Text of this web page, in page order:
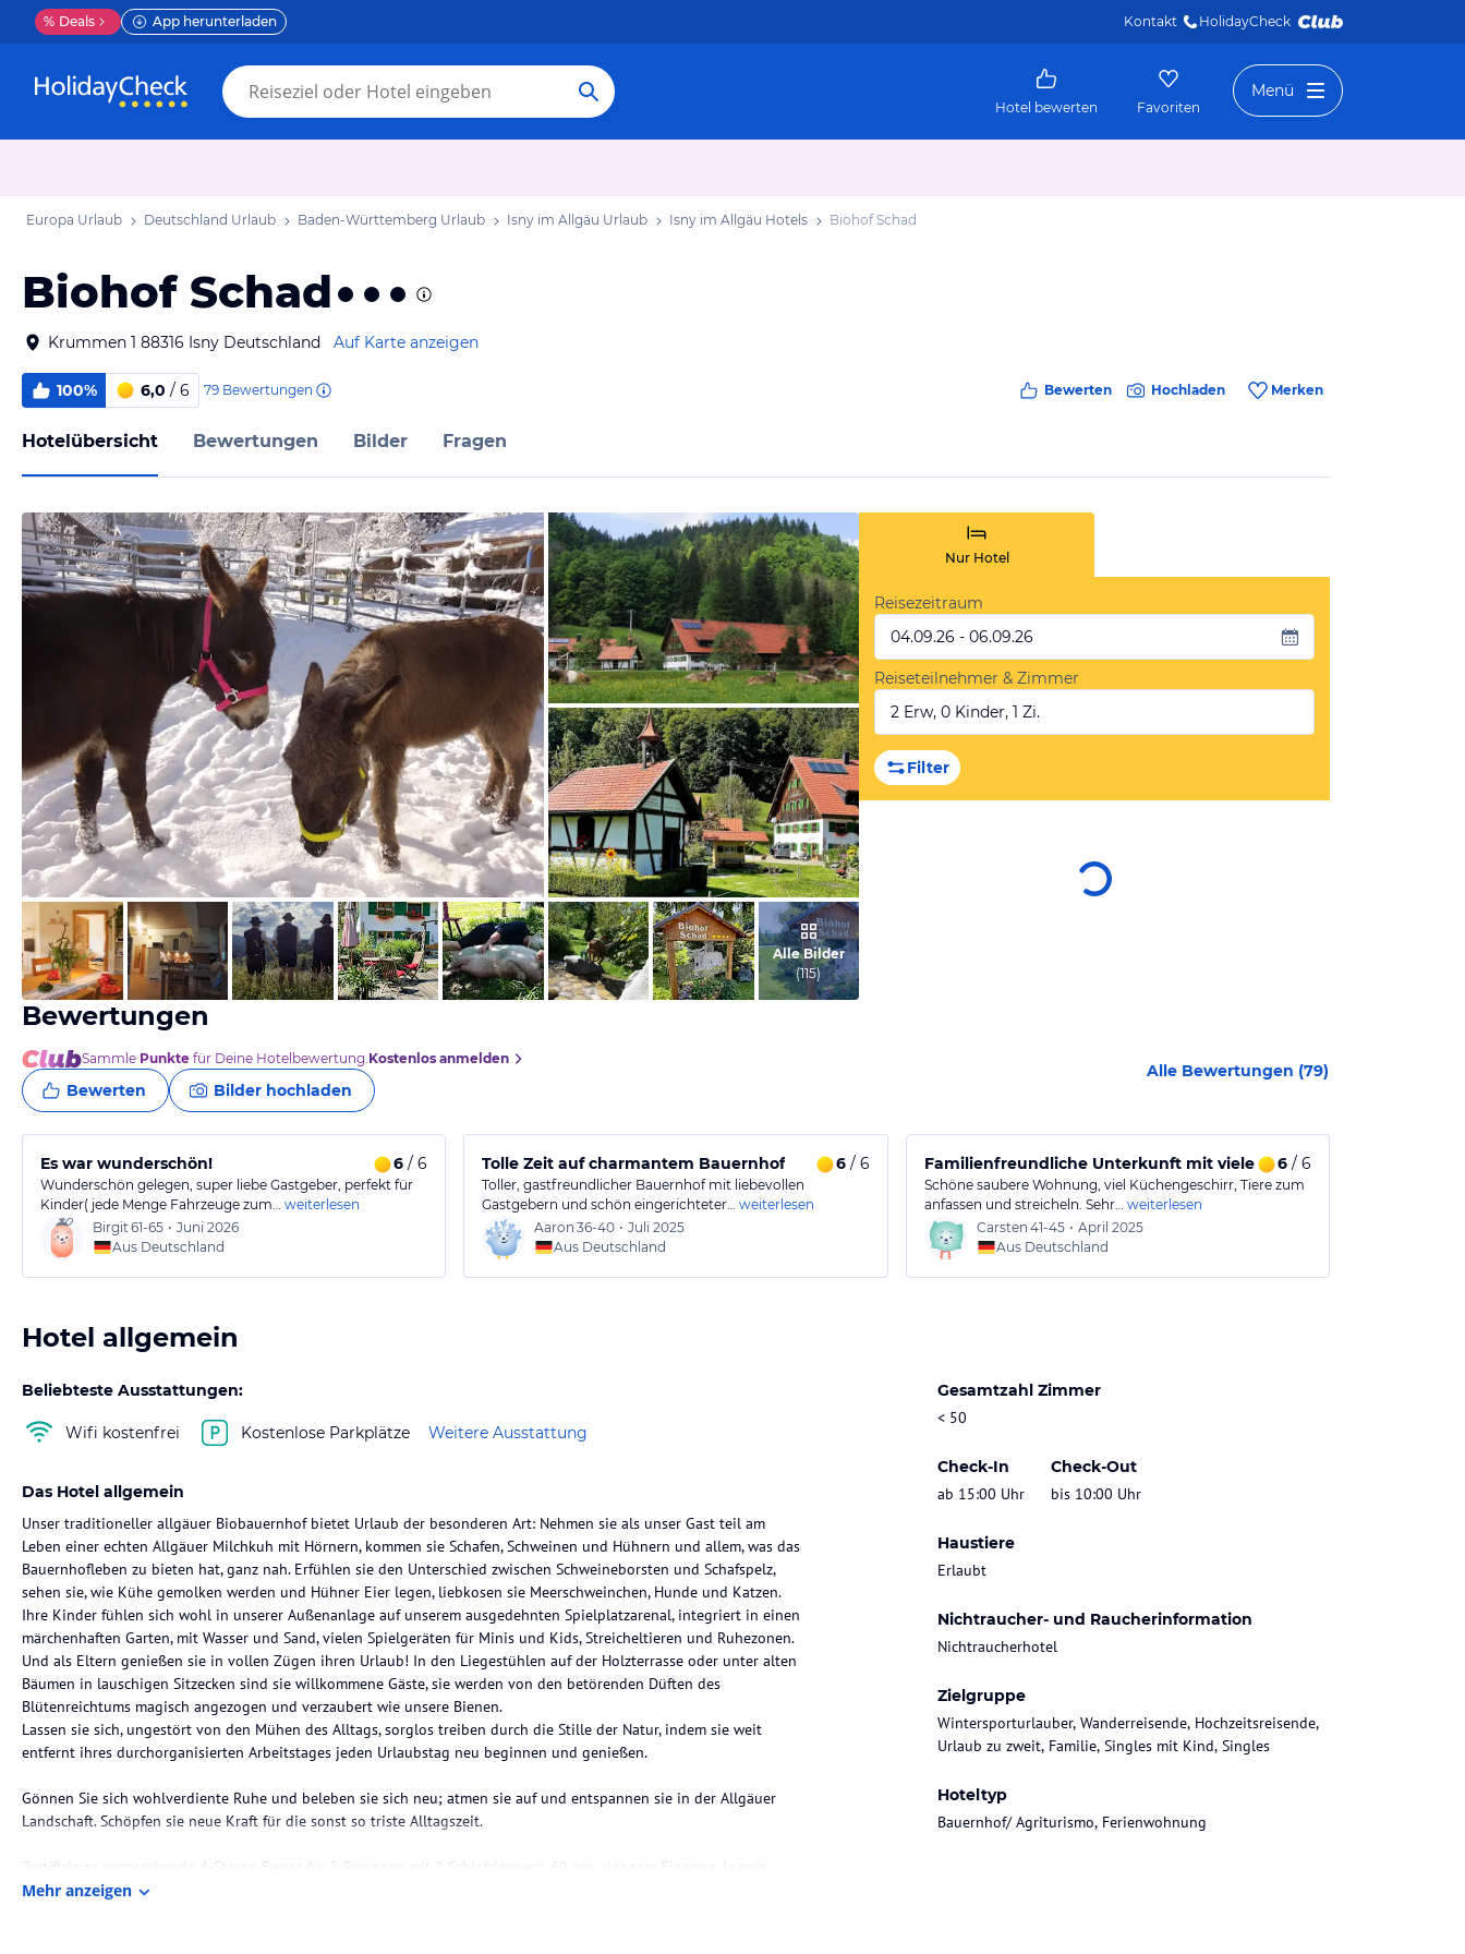
% Deals App herunterladen Kontakt HolidayCheck
Hotel bewerten Favoriten
Menü
Europa Urlaub Deutschland Urlaub Baden-Württemberg Urlaub Isny im Allgäu Urlaub Isny im Allgäu Hotels Biohof Schad
Biohof Schad
Krummen 1 88316 Isny Deutschland Auf Karte anzeigen
100% 6,0 / 6 79 Bewertungen Bewerten Hochladen Merken
Hotelübersicht Bewertungen Bilder Fragen
vom Hotelier, Januar 2023
vom Hotelier, Januar 2010
vom Hotelier, Januar 2023
Alle Bilder
(115)
Nur Hotel
Reisezeitraum
04.09.26 - 06.09.26
Reiseteilnehmer & Zimmer
2 Erw, 0 Kinder, 1 Zi.
Filter
Bewertungen
Sammle Punkte für Deine Hotelbewertung.Kostenlos anmelden
Bewerten Bilder hochladen
Alle Bewertungen (79)
Es war wunderschön! 6 / 6
Wunderschön gelegen, super liebe Gastgeber, perfekt für
Kinder( jede Menge Fahrzeuge zum… weiterlesen
Birgit61-65 • Juni 2026
Aus Deutschland
Tolle Zeit auf charmantem Bauernhof 6/ 6
Toller, gastfreundlicher Bauernhof mit liebevollen
Gastgebern und schön eingerichteter… weiterlesen
Aaron 36-40 • Juli 2025
Aus Deutschland
Familienfreundliche Unterkunft mit vielen Annehmlichkeiten für
6/ 6
Schöne saubere Wohnung, viel Küchengeschirr, Tiere zum
anfassen und streicheln. Sehr… weiterlesen
Carsten 41-45 • April 2025
Aus Deutschland
Hotel allgemein
Beliebteste Ausstattungen:
Wifi kostenfrei Kostenlose Parkplätze Weitere Ausstattung
Gesamtzahl Zimmer
< 50
Check-In
ab 15:00 Uhr
Check-Out
bis 10:00 Uhr
Haustiere
Erlaubt
Nichtraucher- und Raucherinformation
Nichtraucherhotel
Zielgruppe
Wintersporturlauber, Wanderreisende, Hochzeitsreisende,
Urlaub zu zweit, Familie, Singles mit Kind, Singles
Hoteltyp
Bauernhof/ Agriturismo, Ferienwohnung
Das Hotel allgemein
Unser traditioneller allgäuer Biobauernhof bietet Urlaub der besonderen Art: Nehmen sie als unser Gast teil am
Leben einer echten Allgäuer Milchkuh mit Hörnern, kommen sie Schafen, Schweinen und Hühnern und allem, was das
Bauernhofleben zu bieten hat, ganz nah. Erfühlen sie den Unterschied zwischen Schweineborsten und Schafspelz,
sehen sie, wie Kühe gemolken werden und Hühner Eier legen, liebkosen sie Meerschweinchen, Hunde und Katzen.
Ihre Kinder fühlen sich wohl in unserer Außenanlage auf unserem ausgedehnten Spielplatzarenal, integriert in einen
märchenhaften Garten, mit Wasser und Sand, vielen Spielgeräten für Minis und Kids, Streicheltieren und Ruhezonen.
Und als Eltern genießen sie in vollen Zügen ihren Urlaub! In den Liegestühlen auf der Holzterrasse oder unter alten
Bäumen in lauschigen Sitzecken sind sie willkommene Gäste, sie werden von den betörenden Düften des
Blütenreichtums magisch angezogen und verzaubert wie unsere Bienen.
Lassen sie sich, ungestört von den Mühen des Alltags, sorglos treiben durch die Stille der Natur, indem sie weit
entfernt ihres durchorganisierten Arbeitstages jeden Urlaubstag neu beginnen und genießen.
Gönnen Sie sich wohlverdiente Ruhe und beleben sie sich neu; atmen sie auf und entspannen sie in der Allgäuer
Landschaft. Schöpfen sie neue Kraft für die sonst so triste Alltagszeit.
Zertifizierte ansprechende 4-Sterne-Fewos für 5 Personen mit 2 Schlafzimmern, 60 qm, eigenem Eingang, Loggia,
Küchen mit erstklassiger Ausstattung, Waschmaschine und Trockner, Carport, m2 gepflegte Gartenanlage mit
Mehr anzeigen